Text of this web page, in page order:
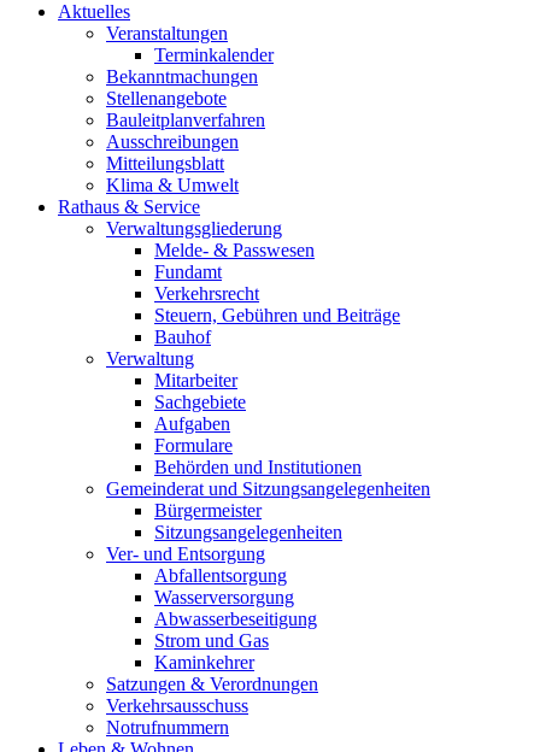
Aktuelles
Veranstaltungen
Terminkalender
Bekanntmachungen
Stellenangebote
Bauleitplanverfahren
Ausschreibungen
Mitteilungsblatt
Klima & Umwelt
Rathaus & Service
Verwaltungsgliederung
Melde- & Passwesen
Fundamt
Verkehrsrecht
Steuern, Gebühren und Beiträge
Bauhof
Verwaltung
Mitarbeiter
Sachgebiete
Aufgaben
Formulare
Behörden und Institutionen
Gemeinderat und Sitzungsangelegenheiten
Bürgermeister
Sitzungsangelegenheiten
Ver- und Entsorgung
Abfallentsorgung
Wasserversorgung
Abwasserbeseitigung
Strom und Gas
Kaminkehrer
Satzungen & Verordnungen
Verkehrsausschuss
Notrufnummern